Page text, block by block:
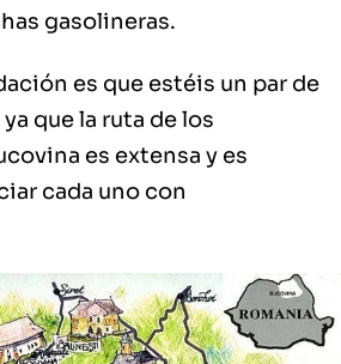
gasolineras.
es que estéis un par de
que la ruta de los
es extensa y es
cada uno con